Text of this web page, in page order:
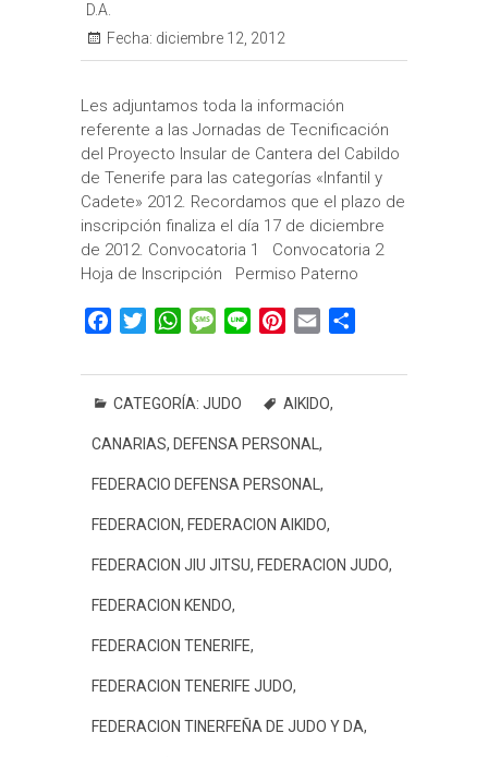
D.A.
Fecha: diciembre 12, 2012
Les adjuntamos toda la información
referente a las Jornadas de Tecnificación
del Proyecto Insular de Cantera del Cabildo
de Tenerife para las categorías «Infantil y
Cadete» 2012. Recordamos que el plazo de
inscripción finaliza el día 17 de diciembre
de 2012. Convocatoria 1 Convocatoria 2
Hoja de Inscripción Permiso Paterno
c
e
o
o
i
t
e
r
W
a
t
A
p
M
s
s
g
e
n
n
t
r
e
t
a
i
m
CATEGORÍA: JUDO AIKIDO,
CANARIAS, DEFENSA PERSONAL ,
FEDERACIO DEFENSA PERSONAL ,
FEDERACION, FEDERACION AIKIDO,
FEDERACION JIU JITSU, FEDERACION JUDO,
FEDERACION KENDO,
FEDERACION TENERIFE,
FEDERACION TENERIFE JUDO,
FEDERACION TINERFEÑA DE JUDO Y DA,